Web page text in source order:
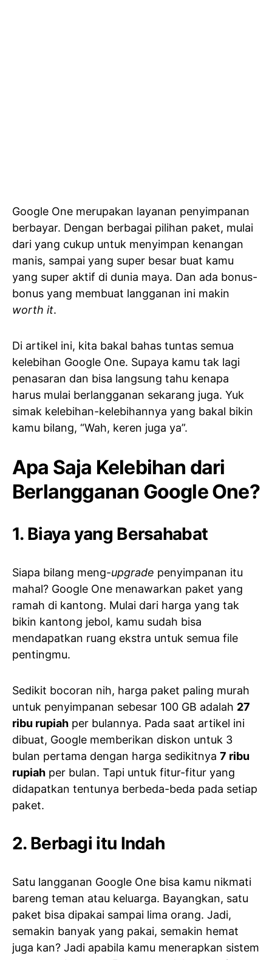
Google One merupakan layanan penyimpanan
berbayar. Dengan berbagai pilihan paket, mulai
dari yang cukup untuk menyimpan kenangan
manis, sampai yang super besar buat kamu
yang super aktif di dunia maya. Dan ada bonus-
bonus yang membuat langganan ini makin
worth it.
Di artikel ini, kita bakal bahas tuntas semua
kelebihan Google One. Supaya kamu tak lagi
penasaran dan bisa langsung tahu kenapa
harus mulai berlangganan sekarang juga. Yuk
simak kelebihan-kelebihannya yang bakal bikin
kamu bilang, “Wah, keren juga ya”.
Apa Saja Kelebihan dari
Berlangganan Google One?
1. Biaya yang Bersahabat
Siapa bilang meng-upgrade penyimpanan itu
mahal? Google One menawarkan paket yang
ramah di kantong. Mulai dari harga yang tak
bikin kantong jebol, kamu sudah bisa
mendapatkan ruang ekstra untuk semua file
pentingmu.
Sedikit bocoran nih, harga paket paling murah
untuk penyimpanan sebesar 100 GB adalah 27
ribu rupiah per bulannya. Pada saat artikel ini
dibuat, Google memberikan diskon untuk 3
bulan pertama dengan harga sedikitnya 7 ribu
rupiah per bulan. Tapi untuk fitur-fitur yang
didapatkan tentunya berbeda-beda pada setiap
paket.
2. Berbagi itu Indah
Satu langganan Google One bisa kamu nikmati
bareng teman atau keluarga. Bayangkan, satu
paket bisa dipakai sampai lima orang. Jadi,
semakin banyak yang pakai, semakin hemat
juga kan? Jadi apabila kamu menerapkan sistem